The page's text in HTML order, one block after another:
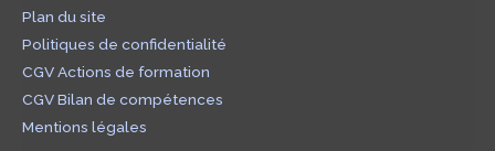
Plan du site
Politiques de confidentialité
CGV Actions de formation
CGV Bilan de compétences
Mentions légales